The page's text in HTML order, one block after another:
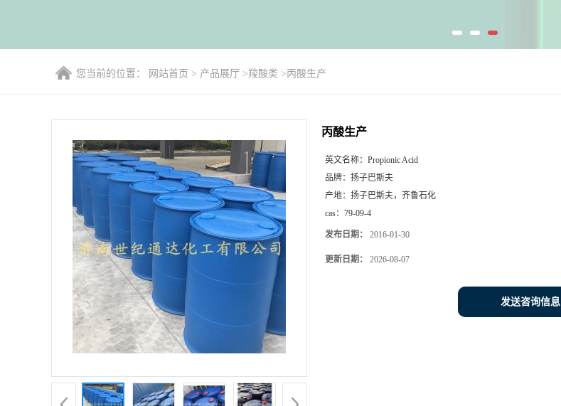
您当前的位置： 网站首页 > 产品展厅 >羧酸类 >丙酸生产
丙酸生产
英文名称： Propionic Acid
品牌： 扬子巴斯夫
产地： 扬子巴斯夫，齐鲁石化
cas： 79-09-4
发布日期： 2016-01-30
更新日期： 2026-08-07
发送咨询信息